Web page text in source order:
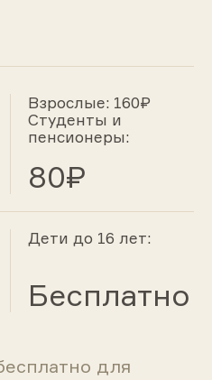
Взрослые: 160₽
Студенты и
пенсионеры:
80₽
Дети до 16 лет:
Бесплатно
для